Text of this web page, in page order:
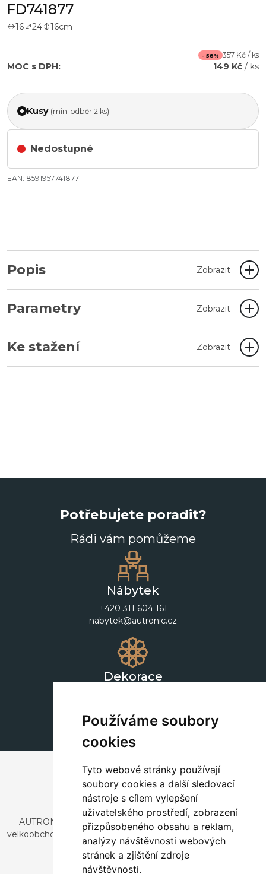
Používáme soubory
cookies
Tyto webové stránky používají
soubory cookies a další sledovací
nástroje s cílem vylepšení
uživatelského prostředí, zobrazení
přizpůsobeného obsahu a reklam,
analýzy návštěvnosti webových
stránek a zjištění zdroje
návštěvnosti.
FD741877
16 24 16cm
- 58% 357 Kč / ks
MOC s DPH: 149 Kč / ks
Kusy (min. odběr 2 ks)
Nedostupné
EAN: 8591957741877
Popis Zobrazit
Parametry Zobrazit
Ke stažení Zobrazit
Potřebujete poradit?
Rádi vám pomůžeme
Nábytek
+420 311 604 161
nabytek@autronic.cz
Dekorace
AUTRONIC, s.r.o. je společnost zabývající se dovozem a
velkoobchodním prodejem designového i stylového nábytku
a dekorací.
Česká republika